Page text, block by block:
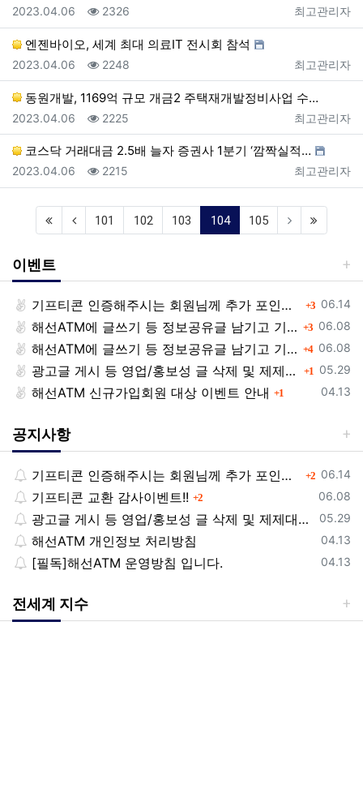
등록자
최고관리자
등록일
2023.04.06 조회
2326
엔젠바이오, 세계 최대 의료IT 전시회 참석
등록자
최고관리자
등록일
2023.04.06 조회
2248
동원개발, 1169억 규모 개금2 주택재개발정비사업 수…
등록자
최고관리자
등록일
2023.04.06 조회
2225
코스닥 거래대금 2.5배 늘자 증권사 1분기 ‘깜짝실적…
등록자
최고관리자
등록일
2023.04.06 조회
2215
101 102 103 104(current)
105
이벤트
등록일
06.14
기프티콘 인증해주시는 회원님께 추가 포인트 쏩니다!! 3댓글
등록일
06.08
해선ATM에 글쓰기 등 정보공유글 남기고 기프티콘 받자! 3댓글
등록일
06.08
해선ATM에 글쓰기 등 정보공유글 남기고 기프티콘 받자! 4댓글
등록일
05.29
광고글 게시 등 영업/홍보성 글 삭제 및 제제대상입니다. 1댓글
등록일
04.13
해선ATM 신규가입회원 대상 이벤트 안내 1
공지사항
등록일
06.14
기프티콘 인증해주시는 회원님께 추가 포인트 쏩니다!! 2댓글
등록일
06.08
기프티콘 교환 감사이벤트!! 2댓글
등록일
05.29
광고글 게시 등 영업/홍보성 글 삭제 및 제제대상입니다.
등록일
04.13
해선ATM 개인정보 처리방침
등록일
04.13
[필독]해선ATM 운영방침 입니다.
전세계 지수